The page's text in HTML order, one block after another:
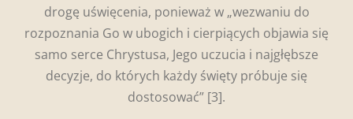
drogę uświęcenia, ponieważ w „wezwaniu do
rozpoznania Go w ubogich i cierpiących objawia się
samo serce Chrystusa, Jego uczucia i najgłębsze
decyzje, do których każdy święty próbuje się
dostosować” [3].